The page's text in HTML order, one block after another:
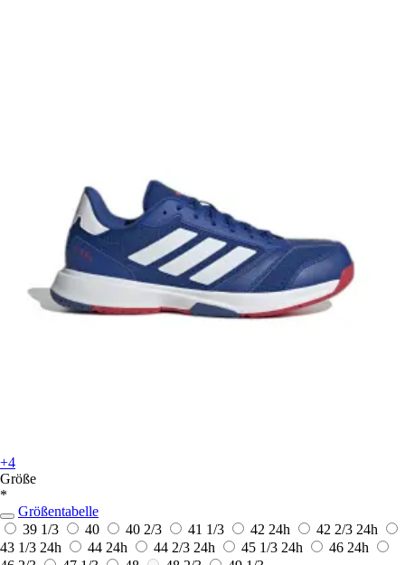
+4
Größe
*
Größentabelle
39 1/3
40 40 2/3 41 1/3 42 24h 42 2/3 24h
43 1/3 24h 44 24h 44 2/3 24h 45 1/3 24h 46 24h